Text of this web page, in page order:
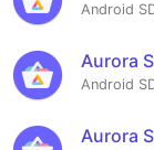
Android
Aurora
Android
Aurora